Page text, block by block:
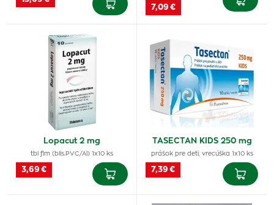
7,09 €
Lopacut 2 mg
tbl flm (blis.PVC/Al) 1x10 ks
3,69 €
TASECTAN KIDS 250 mg
prášok pre deti, vrecúška 1x10 ks
7,39 €